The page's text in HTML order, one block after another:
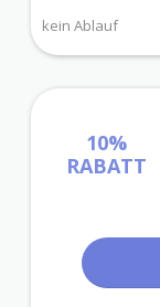
kein Ablauf
10%
RABATT